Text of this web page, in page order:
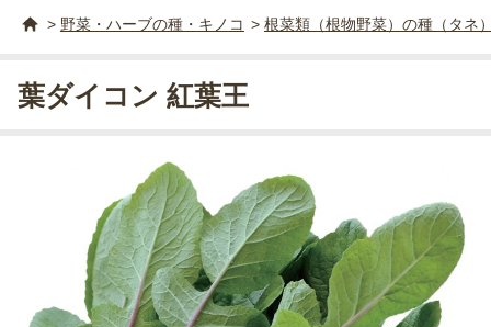
> 野菜・ハーブの種・キノコ > 根菜類（根物野菜）の種（タネ
葉ダイコン 紅葉王